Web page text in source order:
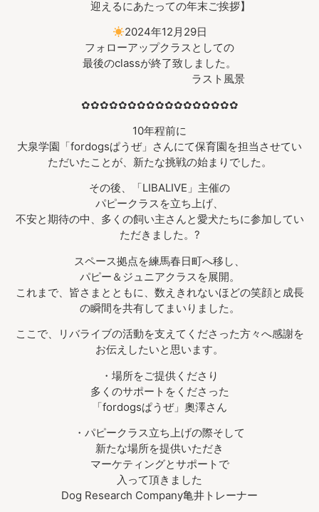
迎えるにあたっての年末ご挨拶】
2024年12月29日
フォローアップクラスとしての
最後のclassが終了致しました。
ラスト風景
✿✿✿✿✿✿✿✿✿✿✿✿✿✿✿✿✿
10年程前に
大泉学園「fordogsぱうぜ」さんにて保育園を担当させてい
ただいたことが、新たな挑戦の始まりでした。
その後、「LIBALIVE」主催の
パピークラスを立ち上げ、
不安と期待の中、多くの飼い主さんと愛犬たちに参加してい
ただきました。?
スペース拠点を練馬春日町へ移し、
パピー＆ジュニアクラスを展開。
これまで、皆さまとともに、数えきれないほどの笑顔と成長
の瞬間を共有してまいりました。
ここで、リバライブの活動を支えてくださった方々へ感謝を
お伝えしたいと思います。
・場所をご提供くださり
多くのサポートをくださった
「fordogsぱうぜ」奧澤さん
・パピークラス立ち上げの際そして
新たな場所を提供いただき
マーケティングとサポートで
入って頂きました
Dog Research Company亀井トレーナー